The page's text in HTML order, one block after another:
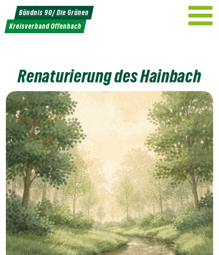
Weiter
zum
Inhalt
Bündnis 90/ Die Grünen
Kreisverband Offenbach
Renaturierung des Hainbach